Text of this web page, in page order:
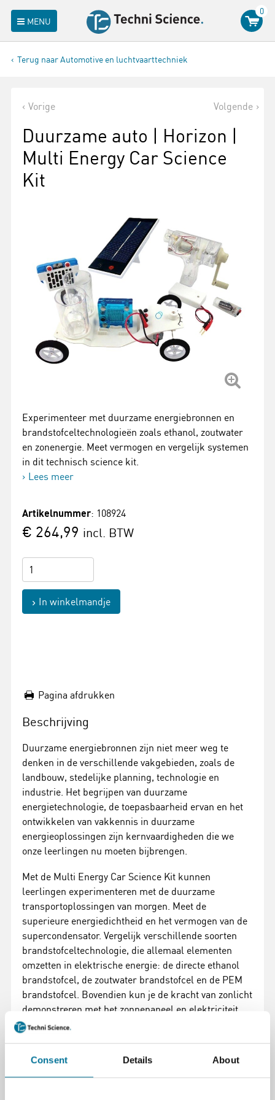
Consent Details About
MENU
0
Terug naar Automotive en luchtvaarttechniek
Vorige Volgende
Duurzame auto | Horizon |
Multi Energy Car Science
Kit
Experimenteer met duurzame energiebronnen en
brandstofceltechnologieën zoals ethanol, zoutwater
en zonenergie. Meet vermogen en vergelijk systemen
in dit technisch science kit.
Lees meer
Artikelnummer: 108924
€ 264,99 incl. BTW
In winkelmandje
Pagina afdrukken
Beschrijving
Duurzame energiebronnen zijn niet meer weg te
denken in de verschillende vakgebieden, zoals de
landbouw, stedelijke planning, technologie en
industrie. Het begrijpen van duurzame
energietechnologie, de toepasbaarheid ervan en het
ontwikkelen van vakkennis in duurzame
energieoplossingen zijn kernvaardigheden die we
onze leerlingen nu moeten bijbrengen.
Met de Multi Energy Car Science Kit kunnen
leerlingen experimenteren met de duurzame
transportoplossingen van morgen. Meet de
superieure energiedichtheid en het vermogen van de
supercondensator. Vergelijk verschillende soorten
brandstofceltechnologie, die allemaal elementen
omzetten in elektrische energie: de directe ethanol
brandstofcel, de zoutwater brandstofcel en de PEM
brandstofcel. Bovendien kun je de kracht van zonlicht
demonstreren met het zonnepaneel en elektriciteit
opwekken met de handslinger.
Brandstofcel